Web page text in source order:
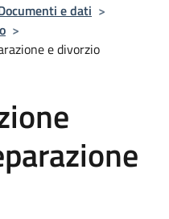
e dati >
>
e divorzio